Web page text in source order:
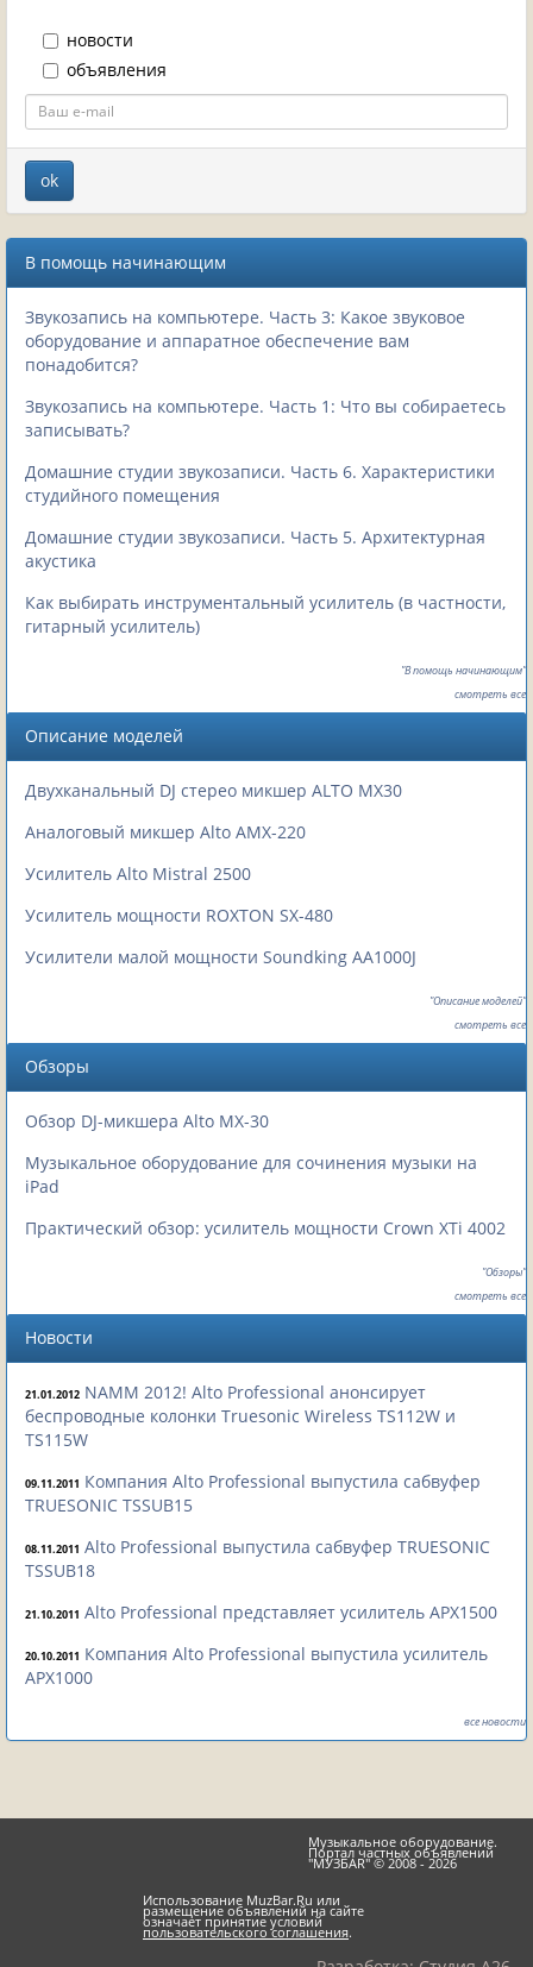
новости
объявления
В помощь начинающим
Звукозапись на компьютере. Часть 3: Какое звуковое
оборудование и аппаратное обеспечение вам
понадобится?
Звукозапись на компьютере. Часть 1: Что вы собираетесь
записывать?
Домашние студии звукозаписи. Часть 6. Характеристики
студийного помещения
Домашние студии звукозаписи. Часть 5. Архитектурная
акустика
Как выбирать инструментальный усилитель (в частности,
гитарный усилитель)
"В помощь начинающим"
смотреть все
Описание моделей
Двухканальный DJ стерео микшер ALTO MX30
Аналоговый микшер Alto AMX-220
Усилитель Alto Mistral 2500
Усилитель мощности ROXTON SX-480
Усилители малой мощности Soundking AA1000J
"Описание моделей"
смотреть все
Обзоры
Обзор DJ-микшера Alto MX-30
Музыкальное оборудование для сочинения музыки на
iPad
Практический обзор: усилитель мощности Crown XTi 4002
"Обзоры"
смотреть все
Новости
21.01.2012 NAMM 2012! Alto Professional анонсирует
беспроводные колонки Truesonic Wireless TS112W и
TS115W
09.11.2011 Компания Alto Professional выпустила сабвуфер
TRUESONIC TSSUB15
08.11.2011 Alto Professional выпустила сабвуфер TRUESONIC
TSSUB18
21.10.2011 Alto Professional представляет усилитель APX1500
20.10.2011 Компания Alto Professional выпустила усилитель
APX1000
все новости
Музыкальное оборудование.
Портал частных объявлений
"МУЗБАR" © 2008 - 2026
Использование MuzBar.Ru или
размещение объявлений на сайте
означает принятие условий
пользовательского соглашения.